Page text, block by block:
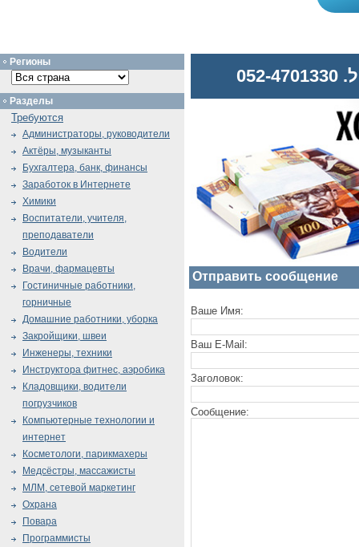
Отправить сообщение
Ваше Имя:
Ваш E-Mail:
Заголовок:
Сообщение:
Регионы
Разделы
Требуются
Администраторы, руководители
Актёры, музыканты
Бухгалтера, банк, финансы
Заработок в Интернете
Химики
Воспитатели, учителя,
преподаватели
Водители
Врачи, фармацевты
Гостиничные работники,
горничные
Домашние работники, уборка
Закройщики, швеи
Инженеры, техники
Инструктора фитнес, аэробика
Кладовщики, водители
погрузчиков
Компьютерные технологии и
интернет
Косметологи, парикмахеры
Медсёстры, массажисты
МЛМ, сетевой маркетинг
Охрана
Повара
Программисты